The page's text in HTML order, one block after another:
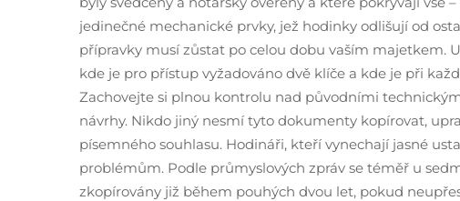
jedinečné mechanické prvky, jež hodinky odlišují od
přípravky musí zůstat po celou dobu vaším majetkem.
kde je pro přístup vyžadováno dvě klíče a kde je při
Zachovejte si plnou kontrolu nad původními
návrhy. Nikdo jiný nesmí tyto dokumenty kopírovat,
písemného souhlasu. Hodináři, kteří vynechají jasné
problémům. Podle průmyslových zpráv se téměř u
zkopírovány již během pouhých dvou let, pokud